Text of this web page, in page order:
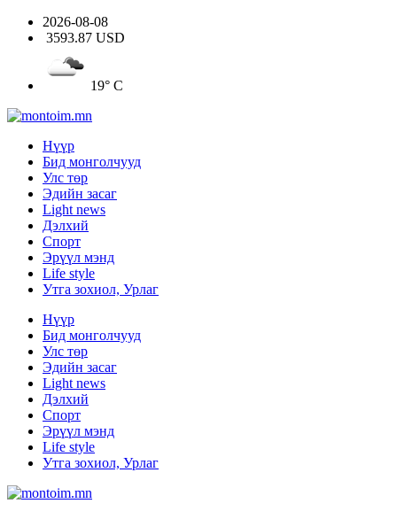
2026-08-08
3593.87 USD
19° C
Нүүр
Бид монголчууд
Улс төр
Эдийн засаг
Light news
Дэлхий
Спорт
Эрүүл мэнд
Life style
Утга зохиол, Урлаг
Нүүр
Бид монголчууд
Улс төр
Эдийн засаг
Light news
Дэлхий
Спорт
Эрүүл мэнд
Life style
Утга зохиол, Урлаг